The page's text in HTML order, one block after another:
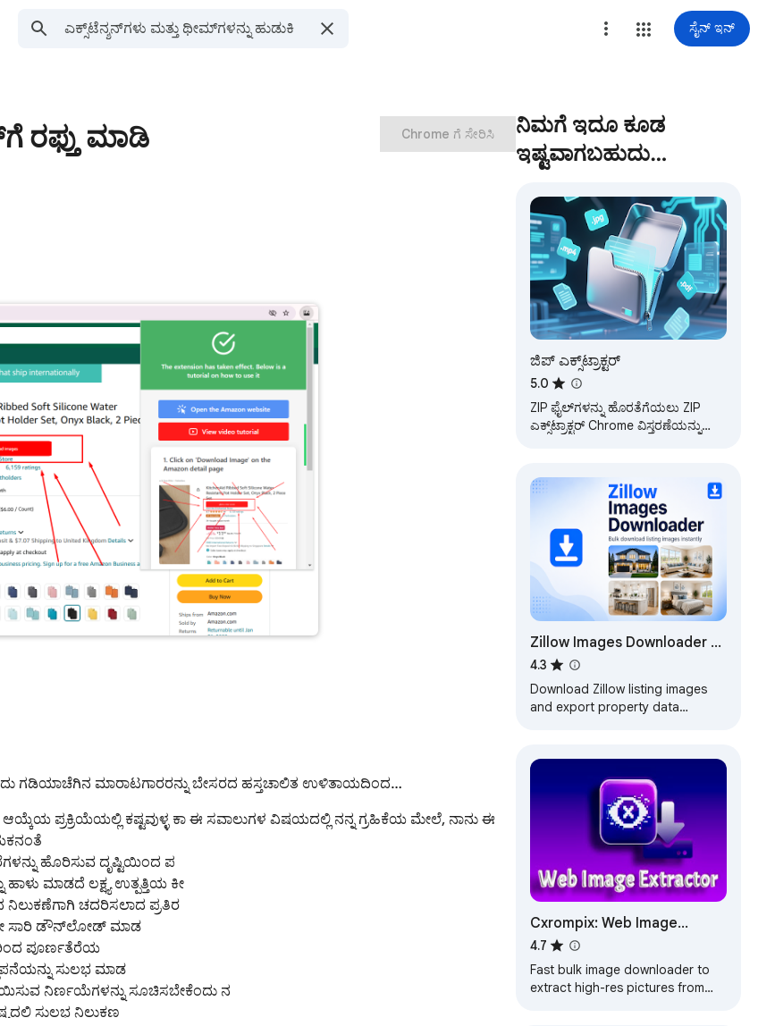
ಸೈನ್ ಇನ್
ರಫ್ತು ಮಾಡಿ Chrome ಗೆ ಸೇರಿಸಿ
ಕ್ಲಿಕ್‌ನಲ್ಲಿ ಡೌನ್‌ಲೋಡ್ ಮಾಡಬಹುದು, ಇದು ಗಡಿಯಾಚೆಗಿನ ಮಾರಾಟಗಾರರನ್ನು ಬೇಸರದ ಹಸ್ತಚಾಲಿತ ಉಳಿತಾಯದಿಂದ…
ಆಯ್ಕೆಯ ಪ್ರಕ್ರಿಯೆಯಲ್ಲಿ ಕಷ್ಟವುಳ್ಳ ಕಾ ಈ ಸವಾಲುಗಳ ವಿಷಯದಲ್ಲಿ ನನ್ನ ಗ್ರಹಿಕೆಯ ಮೇಲೆ, ನಾನು ಈ
ಹಾಳು ಮಾಡದೆ ಲಕ್ಷ್ಯ ಉತ್ಪತ್ತಿಯ ಕೀ
ನಿಲುಕಣೆಗಾಗಿ ಚದರಿಸಲಾದ ಪ್ರತಿರ
ಪೂರ್ಣತೆರೆಯ
ಸುಲಭ ಮಾಡ
ನಿರ್ಣಯೆಗಳನ್ನು ಸೂಚಿಸಬೇಕೆಂದು ನ
ಸುಲಭ ನಿಲುಕಣ
ನಿಮಗೆ ಇದೂ ಕೂಡ
ಇಷ್ಟವಾಗಬಹುದು…
ಜಿಪ್ ಎಕ್ಸ್‌ಟ್ರಾಕ್ಟರ್
5.0
ZIP ಫೈಲ್‌ಗಳನ್ನು ಹೊರತೆಗೆಯಲು ZIP
ಎಕ್ಸ್‌ಟ್ರಾಕ್ಟರ್ Chrome ವಿಸ್ತರಣೆಯನ್ನು
Zillow Images Downloader –
Bulk Download Listing
Images & Export Data
4.3
Download Zillow listing images
and export property data
Cxrompix: Web Image
Extractor & Bulk Image
Downloader
4.7
Fast bulk image downloader to
extract high-res pictures from